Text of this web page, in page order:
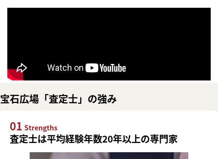
宝石広場「査定士」の強み
01 Strengths
査定士は平均経験年数20年以上の専門家